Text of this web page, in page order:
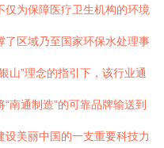
为保障医疗卫生机构的环境
了区域乃至国家环保水处理事
山”理念的指引下，该行业通
南通制造”的可靠品牌输送到
美丽中国的一支重要科技力